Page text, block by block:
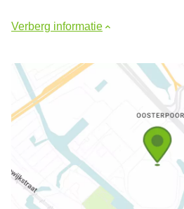
Verberg informatie